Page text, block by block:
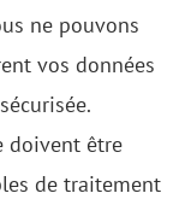
ne pouvons
vos données
doivent être
de traitement